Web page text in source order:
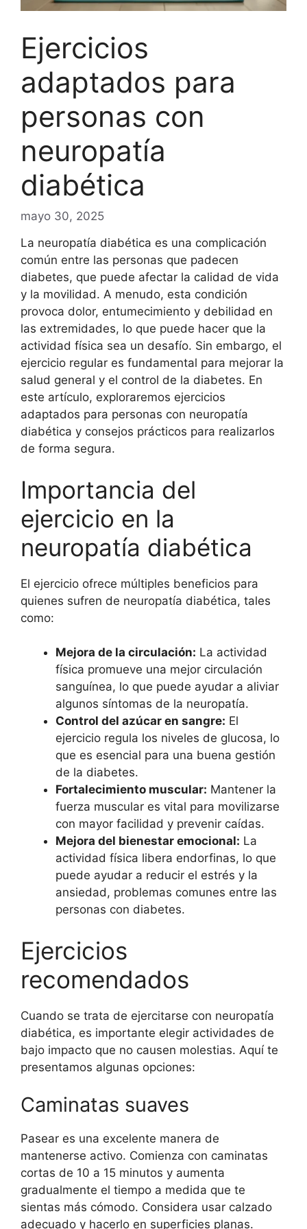
Ejercicios
adaptados para
personas con
neuropatía
diabética
mayo 30, 2025
La neuropatía diabética es una complicación
común entre las personas que padecen
diabetes, que puede afectar la calidad de vida
y la movilidad. A menudo, esta condición
provoca dolor, entumecimiento y debilidad en
las extremidades, lo que puede hacer que la
actividad física sea un desafío. Sin embargo, el
ejercicio regular es fundamental para mejorar la
salud general y el control de la diabetes. En
este artículo, exploraremos ejercicios
adaptados para personas con neuropatía
diabética y consejos prácticos para realizarlos
de forma segura.
Importancia del
ejercicio en la
neuropatía diabética
El ejercicio ofrece múltiples beneficios para
quienes sufren de neuropatía diabética, tales
como:
Mejora de la circulación: La actividad
física promueve una mejor circulación
sanguínea, lo que puede ayudar a aliviar
algunos síntomas de la neuropatía.
Control del azúcar en sangre: El
ejercicio regula los niveles de glucosa, lo
que es esencial para una buena gestión
de la diabetes.
Fortalecimiento muscular: Mantener la
fuerza muscular es vital para movilizarse
con mayor facilidad y prevenir caídas.
Mejora del bienestar emocional: La
actividad física libera endorfinas, lo que
puede ayudar a reducir el estrés y la
ansiedad, problemas comunes entre las
personas con diabetes.
Ejercicios
recomendados
Cuando se trata de ejercitarse con neuropatía
diabética, es importante elegir actividades de
bajo impacto que no causen molestias. Aquí te
presentamos algunas opciones:
Caminatas suaves
Pasear es una excelente manera de
mantenerse activo. Comienza con caminatas
cortas de 10 a 15 minutos y aumenta
gradualmente el tiempo a medida que te
sientas más cómodo. Considera usar calzado
adecuado y hacerlo en superficies planas.